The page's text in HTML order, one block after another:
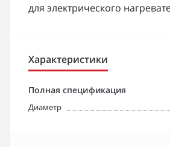
для электрического
Характеристики
Полная спецификация
Диаметр